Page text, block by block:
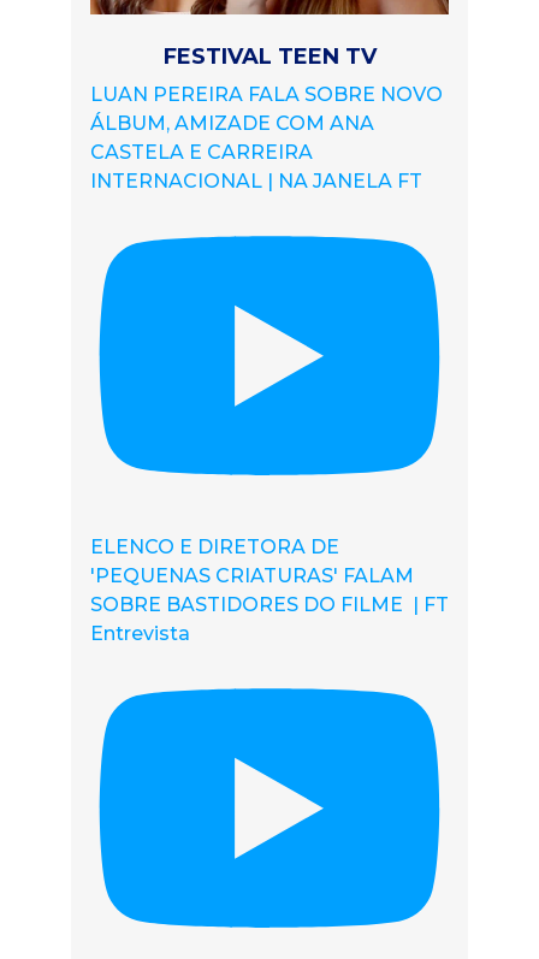
FESTIVAL TEEN TV
LUAN PEREIRA FALA SOBRE NOVO
ÁLBUM, AMIZADE COM ANA
CASTELA E CARREIRA
INTERNACIONAL | NA JANELA FT
ELENCO E DIRETORA DE
'PEQUENAS CRIATURAS' FALAM
SOBRE BASTIDORES DO FILME | FT
Entrevista